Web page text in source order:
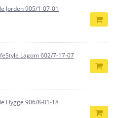
Jorden 905/1-07-01
Lagom 602/7-17-07
Hygge 906/8-01-18